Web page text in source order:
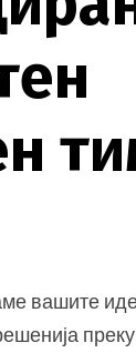
ен
н ти
вашите